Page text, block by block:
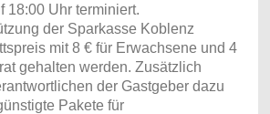
18:00 Uhr terminiert.
der Sparkasse Koblenz
mit 8 € für Erwachsene und 4
gehalten werden. Zusätzlich
der Gastgeber dazu
Pakete für